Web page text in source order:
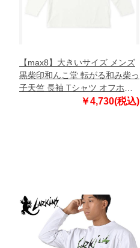
【max8】大きいサイズ メンズ
黒柴印和んこ堂 転がる和み柴っ
子天竺 長袖 Tシャツ オフホワ
イト 1258-5320-1 3L 4L 5L 6L
￥4,730(税込)